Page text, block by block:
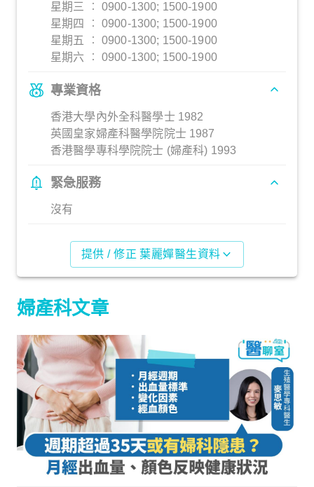
星期三 ︰ 0900-1300; 1500-1900
星期四 ︰ 0900-1300; 1500-1900
星期五 ︰ 0900-1300; 1500-1900
星期六 ︰ 0900-1300; 1500-1900
專業資格
香港大學內外全科醫學士 1982
英國皇家婦產科醫學院院士 1987
香港醫學專科學院院士 (婦產科) 1993
緊急服務
沒有
提供 / 修正 葉麗嬋醫生資料
婦產科文章